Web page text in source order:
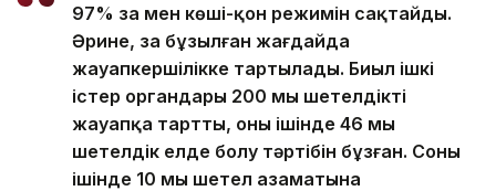
97% заң мен көші-қон режимін сақтайды.
Әрине, заң бұзылған жағдайда
жауапкершілікке тартылады. Биыл ішкі
істер органдары 200 мың шетелдікті
жауапқа тартты, оның ішінде 46 мың
шетелдік елде болу тәртібін бұзған. Соның
ішінде 10 мың шетел азаматына